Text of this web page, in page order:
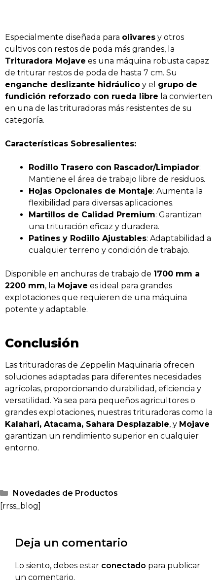
Especialmente diseñada para olivares y otros
cultivos con restos de poda más grandes, la
Trituradora Mojave es una máquina robusta capaz
de triturar restos de poda de hasta 7 cm. Su
enganche deslizante hidráulico y el grupo de
fundición reforzado con rueda libre la convierten
en una de las trituradoras más resistentes de su
categoría.
Características Sobresalientes:
Rodillo Trasero con Rascador/Limpiador:
Mantiene el área de trabajo libre de residuos.
Hojas Opcionales de Montaje: Aumenta la
flexibilidad para diversas aplicaciones.
Martillos de Calidad Premium: Garantizan
una trituración eficaz y duradera.
Patines y Rodillo Ajustables: Adaptabilidad a
cualquier terreno y condición de trabajo.
Disponible en anchuras de trabajo de 1700 mm a
2200 mm, la Mojave es ideal para grandes
explotaciones que requieren de una máquina
potente y adaptable.
Conclusión
Las trituradoras de Zeppelin Maquinaria ofrecen
soluciones adaptadas para diferentes necesidades
agrícolas, proporcionando durabilidad, eficiencia y
versatilidad. Ya sea para pequeños agricultores o
grandes explotaciones, nuestras trituradoras como la
Kalahari, Atacama, Sahara Desplazable, y Mojave
garantizan un rendimiento superior en cualquier
entorno.
Novedades de Productos
[rrss_blog]
Deja un comentario
Lo siento, debes estar conectado para publicar
un comentario.